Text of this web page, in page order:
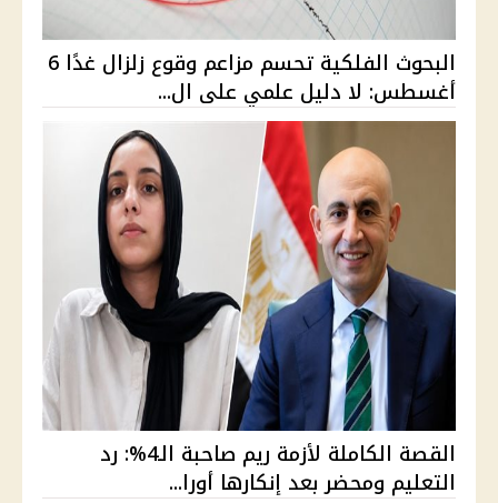
البحوث الفلكية تحسم مزاعم وقوع زلزال غدًا 6
أغسطس: لا دليل علمي على ال...
القصة الكاملة لأزمة ريم صاحبة الـ4%: رد
التعليم ومحضر بعد إنكارها أورا...